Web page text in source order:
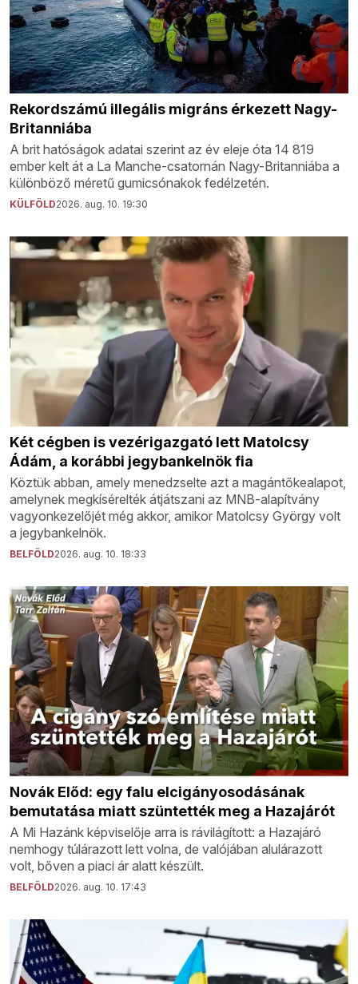
Rekordszámú illegális migráns érkezett Nagy-
Britanniába
A brit hatóságok adatai szerint az év eleje óta 14 819
ember kelt át a La Manche-csatornán Nagy-Britanniába a
különböző méretű gumicsónakok fedélzetén.
KÜLFÖLD2026. aug. 10. 19:30
Két cégben is vezérigazgató lett Matolcsy
Ádám, a korábbi jegybankelnök fia
Köztük abban, amely menedzselte azt a magántőkealapot,
amelynek megkísérelték átjátszani az MNB-alapítvány
vagyonkezelőjét még akkor, amikor Matolcsy György volt
a jegybankelnök.
BELFÖLD2026. aug. 10. 18:33
Novák Előd: egy falu elcigányosodásának
bemutatása miatt szüntették meg a Hazajárót
A Mi Hazánk képviselője arra is rávilágított: a Hazajáró
nemhogy túlárazott lett volna, de valójában alulárazott
volt, bőven a piaci ár alatt készült.
BELFÖLD2026. aug. 10. 17:43